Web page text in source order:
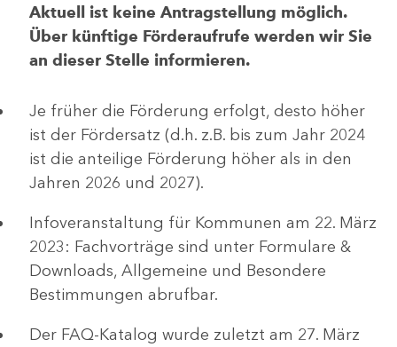
Aktuell ist keine Antragstellung möglich.
Über künftige Förderaufrufe werden wir Sie
an dieser Stelle informieren.
Je früher die Förderung erfolgt, desto höher
ist der Fördersatz (d.h. z.B. bis zum Jahr 2024
ist die anteilige Förderung höher als in den
Jahren 2026 und 2027).
Infoveranstaltung für Kommunen am 22. März
2023: Fachvorträge sind unter Formulare &
Downloads, Allgemeine und Besondere
Bestimmungen abrufbar.
Der FAQ-Katalog wurde zuletzt am 27. März